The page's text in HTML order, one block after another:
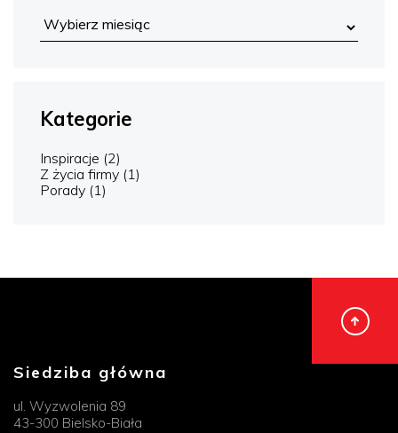
Kategorie
Inspiracje (2)
Z życia firmy (1)
Porady (1)
Siedziba główna
ul. Wyzwolenia 89
43-300 Bielsko-Biała